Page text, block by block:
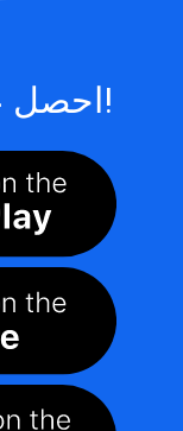
احصل على هذا التطبيق الآن!